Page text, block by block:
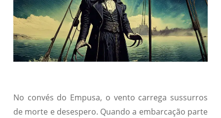
No convés do Empusa, o vento carrega sussurros
de morte e desespero. Quando a embarcação parte